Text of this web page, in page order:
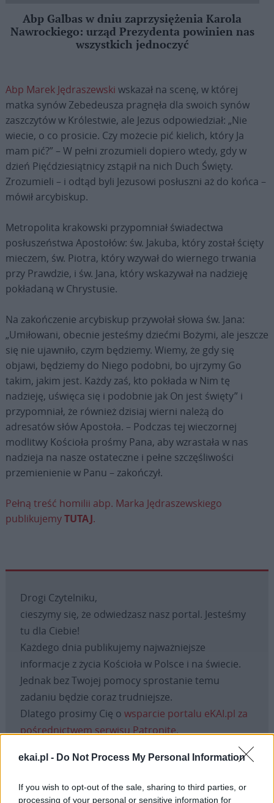
ekai.pl - Do Not Process My Personal Information
If you wish to opt-out of the sale, sharing to third parties, or
processing of your personal or sensitive information for
Abp Galbas w dniu zaprzysiężenia Karola
Nawrockiego: urząd Prezydenta powinien nas
wszystkich jednoczyć
Abp Marek Jędraszewski wskazał na scenę, w której
matka synów Zebedeusza pragnęła dla swoich synów
zaszczytów w Królestwie, ale Jezus odpowiedział: „Nie
wiecie, o co prosicie. Czy możecie pić kielich, który Ja
mam pić?” – W pełni zrozumieli dopiero wtedy, gdy w
dzień Pięćdziesiątnicy zstąpił na nich Duch Święty.
Zrozumieli – i odtąd byli Jezusowi posłuszni aż do końca –
mówił arcybiskup.
Metropolita krakowski przypomniał świadectwa
posłuszeństwa Apostołów: św. Jakuba, który został ścięty
mieczem, św. Piotra, który wzywał do wiernego trwania
przy Prawdzie, i św. Jana, który wskazywał na nadzieję
pokładaną w Chrystusie.
Na zakończenie arcybiskup przywołał słowa św. Jana:
„Umiłowani, obecnie jesteśmy dziećmi Bożymi, ale jeszcze
się nie ujawniło, czym będziemy. Wiemy, że gdy się
objawi, będziemy do Niego podobni, bo ujrzymy Go
takim, jakim jest. Każdy zaś, kto pokłada w Nim tę
nadzieję, uświęca się i podobnie jak On jest święty” i
przypomniał, że również dzisiaj wierni należą do
adresatów słów Apostoła. – Podczas tej wieczornej
modlitwy Kościoła prośmy Pana, aby wzrastała w nas
nadzieja na nasze ostateczne i pełne szczęśliwości
przemienienie w Panu – zakończył.
Pełną treść homilii abp. Marka Jędraszewskiego
publikujemyTUTAJ.
Drogi Czytelniku,
cieszymy się, że odwiedzasz nasz portal. Jesteśmy
tu dla Ciebie!
Każdego dnia publikujemy najważniejsze
informacje z życia Kościoła w Polsce i na świecie.
Jednak bez Twojej pomocy sprostanie temu
zadaniu będzie coraz trudniejsze.
Dlatego prosimy Cię o wsparcie portalu eKAI.pl za
pośrednictwem serwisu Patronite.
misję. Więcej informacji znajdziesztutaj.